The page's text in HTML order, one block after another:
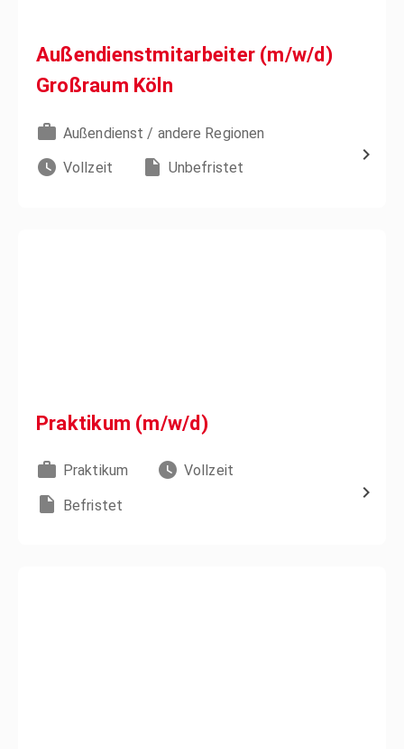
Außendienstmitarbeiter (m/w/d)
Großraum Köln
Außendienst / andere Regionen
Vollzeit Unbefristet
Praktikum (m/w/d)
Praktikum Vollzeit
Befristet